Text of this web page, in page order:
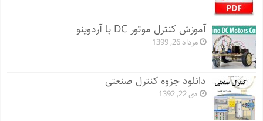
آموزش کنترل موتور DC با آردوینو
مرداد 26, 1399
دانلود جزوه کنترل صنعتی
دی 22, 1392